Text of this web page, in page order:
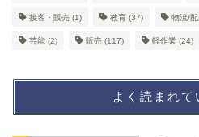
接客・販売 (1) 教育 (37) 物流/配
芸能 (2) 販売 (117) 軽作業 (24)
よく読まれて